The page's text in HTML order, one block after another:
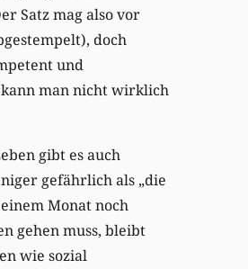
Satz mag also vor
doch
und
man nicht wirklich
gibt es auch
gefährlich als „die
Monat noch
gehen muss, bleibt
wie sozial